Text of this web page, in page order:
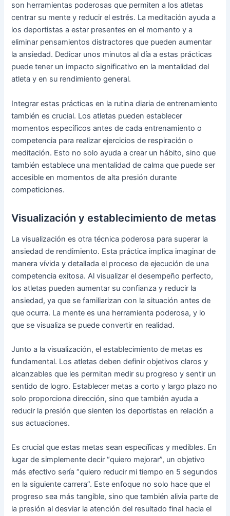
son herramientas poderosas que permiten a los atletas
centrar su mente y reducir el estrés. La meditación ayuda a
los deportistas a estar presentes en el momento y a
eliminar pensamientos distractores que pueden aumentar
la ansiedad. Dedicar unos minutos al día a estas prácticas
puede tener un impacto significativo en la mentalidad del
atleta y en su rendimiento general.
Integrar estas prácticas en la rutina diaria de entrenamiento
también es crucial. Los atletas pueden establecer
momentos específicos antes de cada entrenamiento o
competencia para realizar ejercicios de respiración o
meditación. Esto no solo ayuda a crear un hábito, sino que
también establece una mentalidad de calma que puede ser
accesible en momentos de alta presión durante
competiciones.
Visualización y establecimiento de metas
La visualización es otra técnica poderosa para superar la
ansiedad de rendimiento. Esta práctica implica imaginar de
manera vívida y detallada el proceso de ejecución de una
competencia exitosa. Al visualizar el desempeño perfecto,
los atletas pueden aumentar su confianza y reducir la
ansiedad, ya que se familiarizan con la situación antes de
que ocurra. La mente es una herramienta poderosa, y lo
que se visualiza se puede convertir en realidad.
Junto a la visualización, el establecimiento de metas es
fundamental. Los atletas deben definir objetivos claros y
alcanzables que les permitan medir su progreso y sentir un
sentido de logro. Establecer metas a corto y largo plazo no
solo proporciona dirección, sino que también ayuda a
reducir la presión que sienten los deportistas en relación a
sus actuaciones.
Es crucial que estas metas sean específicas y medibles. En
lugar de simplemente decir “quiero mejorar”, un objetivo
más efectivo sería “quiero reducir mi tiempo en 5 segundos
en la siguiente carrera”. Este enfoque no solo hace que el
progreso sea más tangible, sino que también alivia parte de
la presión al desviar la atención del resultado final hacia el